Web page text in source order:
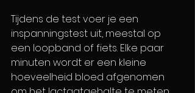
Tijdens de test voer je een
inspanningstest uit, meestal op
een loopband of fiets. Elke paar
minuten wordt er een kleine
hoeveelheid bloed afgenomen